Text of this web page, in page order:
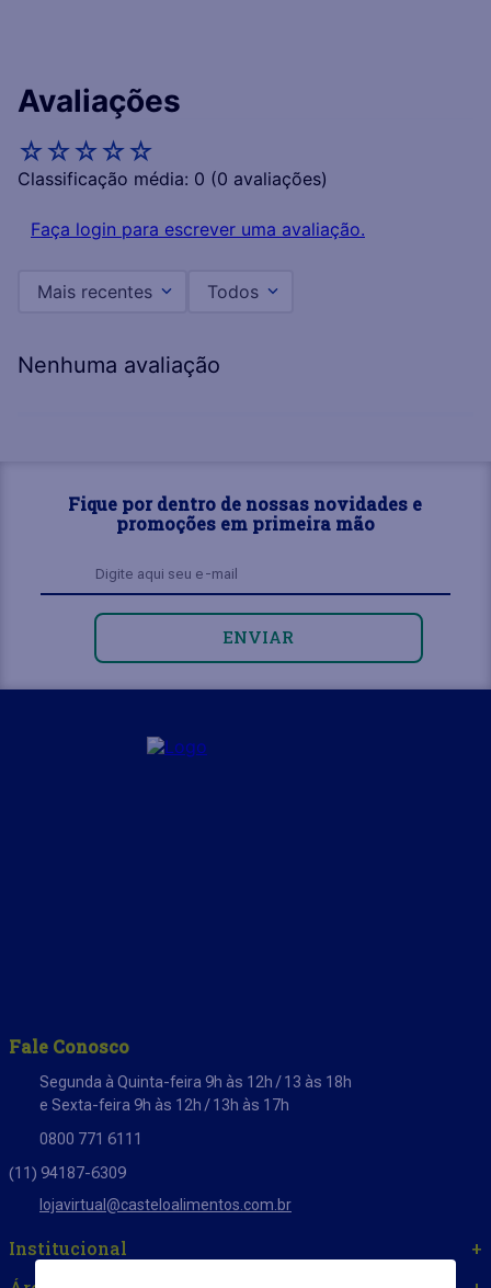
Avaliações
☆☆☆☆☆
Classificação média: 0 (0 avaliações)
Faça login para escrever uma avaliação.
Mais recentes Todos
Nenhuma avaliação
Fique por dentro de nossas novidades e
promoções em primeira mão
ENVIAR
Fale Conosco
Segunda à Quinta-feira 9h às 12h / 13 às 18h
e Sexta-feira 9h às 12h / 13h às 17h
0800 771 6111
(11) 94187-6309
lojavirtual@casteloalimentos.com.br
Institucional
+